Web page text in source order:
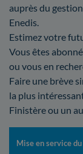
auprès du
Enedis.
Estimez votre
Vous êtes
ou vous en
Faire une brève
la plus
Finistère ou un
Mise en service